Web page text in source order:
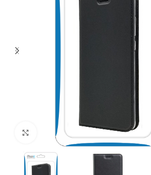
Click to enlarge